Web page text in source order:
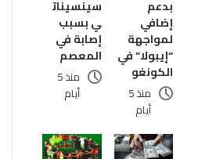
بدعم
إضافي
لمواجهة
“إيبولا” في
الكونغو
منذ 5
أيام
سينسينات
ي بسبب
إصابة في
المعصم
منذ 5
أيام